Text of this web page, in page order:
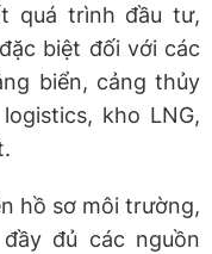
quá trình đầu tư,
biệt đối với các
biển, cảng thủy
kho LNG,
hồ sơ môi trường,
đủ các nguồn